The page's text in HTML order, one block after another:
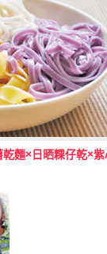
乾麵×日晒粿仔乾×紫